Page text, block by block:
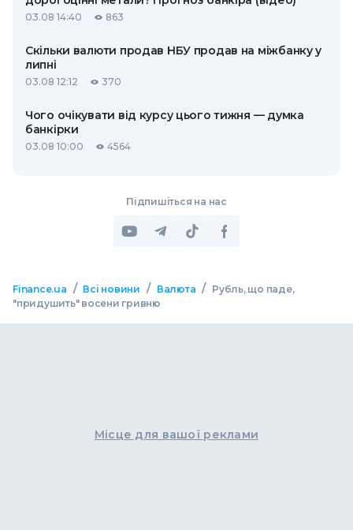
03.08 14:40 863
Скільки валюти продав НБУ продав на міжбанку у
липні
03.08 12:12 370
Чого очікувати від курсу цього тижня — думка
банкірки
03.08 10:00 4564
Підпишіться на нас
Finance.ua / Всі новини / Валюта / Рубль, що паде,
"придушить" восени гривню
Місце для вашої реклами